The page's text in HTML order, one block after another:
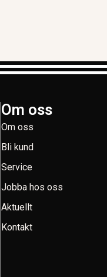
Om oss
Om oss
Bli kund
Service
Jobba hos oss
Aktuellt
Kontakt